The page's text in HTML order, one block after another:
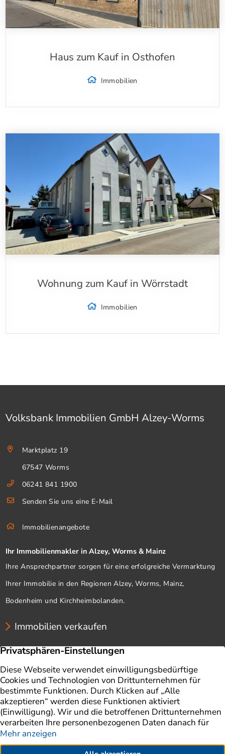
Haus zum Kauf in Osthofen
Immobilien
Wohnung zum Kauf in Wörrstadt
Immobilien
Volksbank Immobilien GmbH Alzey-Worms
Marktplatz 19
67547 Worms
06241 841 1900
Senden Sie uns eine E-Mail
Immobilienangebote
Ihr Immobilienmakler in Alzey, Worms & Mainz
Ihre Ansprechpartner sorgen für eine erfolgreiche Vermarktung
Ihrer Immobilie in den Regionen Alzey, Worms, Mainz,
Bodenheim und Kirchheimbolanden.
Immobilien verkaufen
Unternehmen
Immobilie verkaufen
Ratgeber
Immobilienbewertung
Impressum
Aktuelles
Datenschutz
Finanzierung
AGB
Referenzen